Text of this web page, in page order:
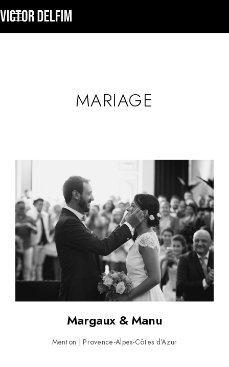
MARIAGE
Margaux & Manu
Menton | Provence-Alpes-Côtes d'Azur